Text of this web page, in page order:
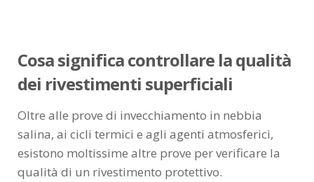
Cosa significa controllare la qualità
dei rivestimenti superficiali
Oltre alle prove di invecchiamento in nebbia
salina, ai cicli termici e agli agenti atmosferici,
esistono moltissime altre prove per verificare la
qualità di un rivestimento protettivo.